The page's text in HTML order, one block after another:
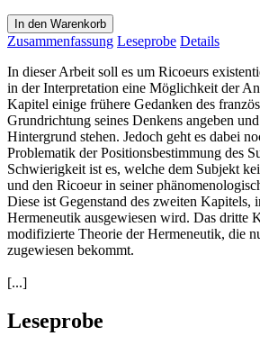
In den Warenkorb
Zusammenfassung Leseprobe Details
In dieser Arbeit soll es um Ricoeurs
in der Interpretation eine Möglichkeit der
Kapitel einige frühere Gedanken des
Grundrichtung seines Denkens angeben
Hintergrund stehen. Jedoch geht es dabei
Problematik der Positionsbestimmung des
Schwierigkeit ist es, welche dem Subjekt
und den Ricoeur in seiner
Diese ist Gegenstand des zweiten Kapitels,
Hermeneutik ausgewiesen wird. Das dritte
modifizierte Theorie der Hermeneutik, die
zugewiesen bekommt.
[...]
Leseprobe